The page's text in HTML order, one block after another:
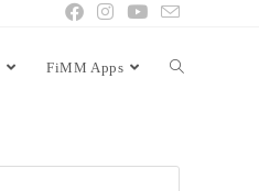
FiMM Apps